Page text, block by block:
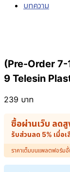
บทความ
(Pre-Order 7-
9 Telesin
239 บาท
ซื้อผ่านเว็บ ลด
รับส่วนลด 5% เมื่อ
ราคาเต็มบนแพลตฟอร์มอื่